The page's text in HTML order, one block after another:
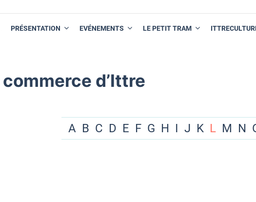
PRÉSENTATION EVÉNEMENTS LE PETIT TRAM
d’Ittre
A B C D E F G H I J K L M N